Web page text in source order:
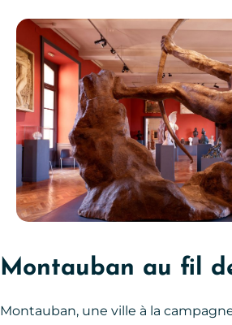
Musée
Montauban au fil
Montauban, une ville à la